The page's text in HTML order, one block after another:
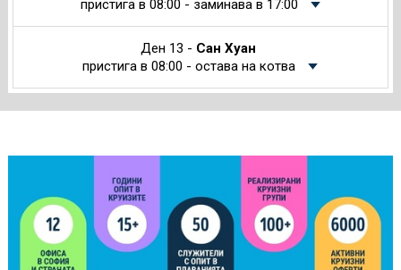
пристига в 08:00 - заминава в 17:00
Ден 13 - Сан Хуан
пристига в 08:00 - остава на котва